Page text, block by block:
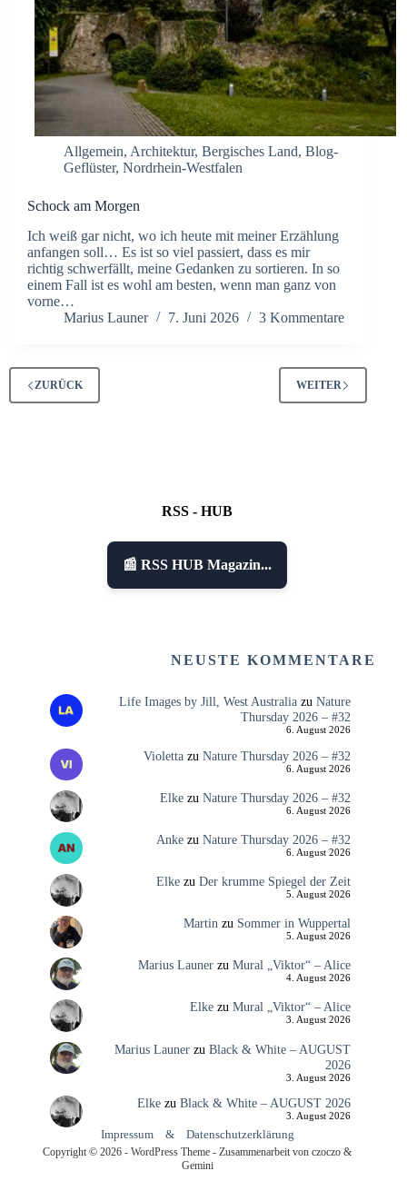
Allgemein, Architektur, Bergisches Land, Blog-
Geflüster, Nordrhein-Westfalen
Schock am Morgen
Ich weiß gar nicht, wo ich heute mit meiner Erzählung
anfangen soll… Es ist so viel passiert, dass es mir
richtig schwerfällt, meine Gedanken zu sortieren. In so
einem Fall ist es wohl am besten, wenn man ganz von
vorne…
Marius Launer
7. Juni 2026 3 Kommentare
ZURÜCK WEITER
RSS - HUB
📰 RSS HUB Magazin...
NEUSTE KOMMENTARE
Life Images by Jill, West Australiazu Nature
Thursday 2026 – #32
6. August 2026
Violettazu Nature Thursday 2026 – #32
6. August 2026
Elkezu Nature Thursday 2026 – #32
6. August 2026
Ankezu Nature Thursday 2026 – #32
6. August 2026
Elkezu Der krumme Spiegel der Zeit
5. August 2026
Martin zu Sommer in Wuppertal
5. August 2026
Marius Launerzu Mural „Viktor“ – Alice
4. August 2026
Elkezu Mural „Viktor“ – Alice
3. August 2026
Marius Launerzu Black & White – AUGUST
2026
3. August 2026
Elkezu Black & White – AUGUST 2026
3. August 2026
Impressum & Datenschutzerklärung
Copyright © 2026 - WordPress Theme - Zusammenarbeit von czoczo &
Gemini